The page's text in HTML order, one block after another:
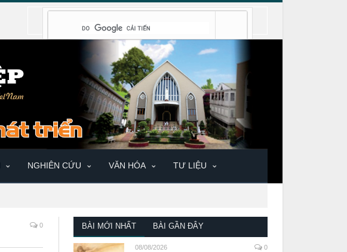
NGHIÊN CỨU VĂN HÓA TƯ LIỆU
0 BÀI MỚI NHẤT BÀI GẦN ĐÂY
08/08/2026 0